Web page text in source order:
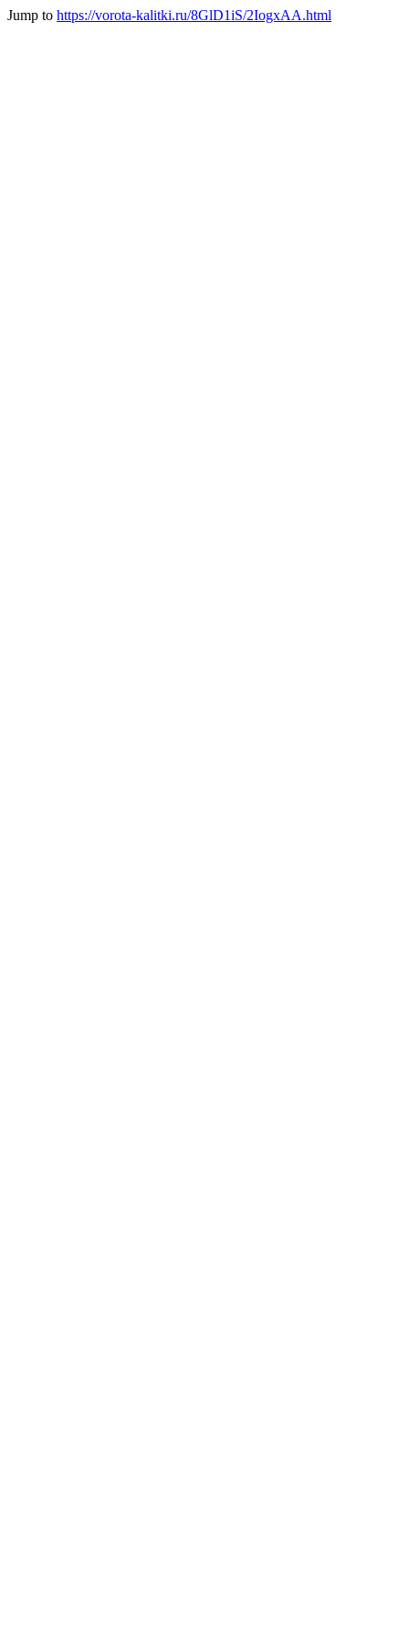
Jump to https://vorota-kalitki.ru/8GlD1iS/2IogxAA.html